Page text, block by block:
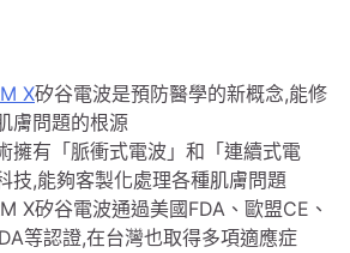
X矽谷電波是預防醫學的新概念,能修
膚問題的根源
擁有「脈衝式電波」和「連續式電
技,能夠客製化處理各種肌膚問題
X矽谷電波通過美國FDA、歐盟CE、
等認證,在台灣也取得多項適應症